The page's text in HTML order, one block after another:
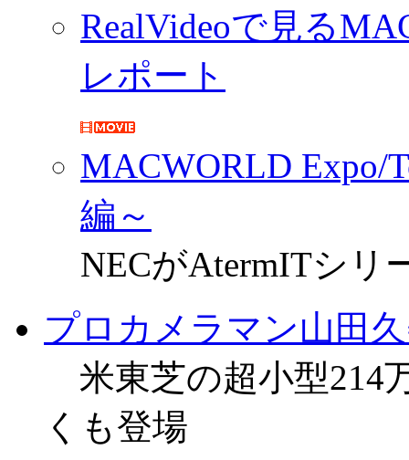
RealVideoで見る
レポート
MACWORLD Expo/
編～
NECがAtermITシリ
プロカメラマン山田
米東芝の超小型214
くも登場